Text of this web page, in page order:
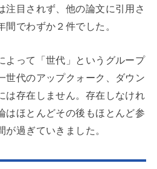
注目されず、他の論文に引用さ
でわずか２件でした。
よって「世代」というグループ
世代のアップクォーク、ダウン
は存在しません。存在しなけれ
はほとんどその後もほとんど参
過ぎていきました。